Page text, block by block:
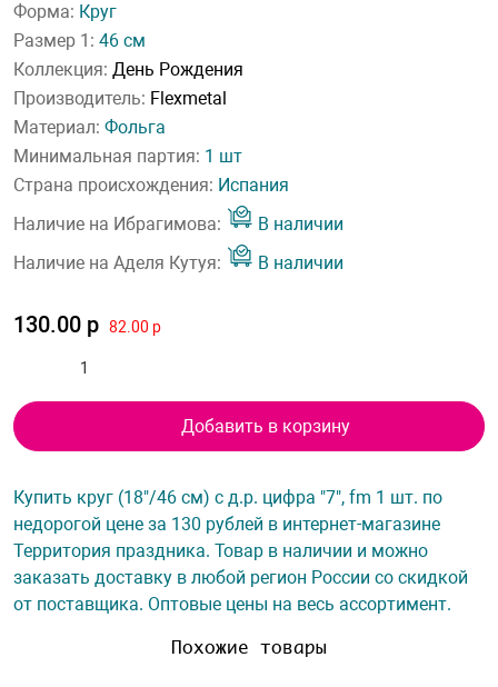
Форма: Круг
Размер 1: 46 см
Коллекция: День Рождения
Производитель: Flexmetal
Материал: Фольга
Минимальная партия: 1 шт
Страна происхождения: Испания
Наличие на Ибрагимова:
В наличии
Наличие на Аделя Кутуя:
В наличии
130.00 р 82.00 р
Добавить в корзину
Купить круг (18"/46 см) с д.р. цифра "7", fm 1 шт. по
недорогой цене за 130 рублей в интернет-магазине
Территория праздника. Товар в наличии и можно
заказать доставку в любой регион России со скидкой
от поставщика. Оптовые цены на весь ассортимент.
Похожие товары